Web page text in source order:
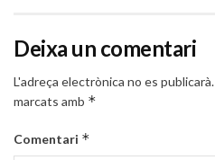
Deixa un comentari
L'adreça electrònica no es publicarà.
marcats amb *
Comentari *